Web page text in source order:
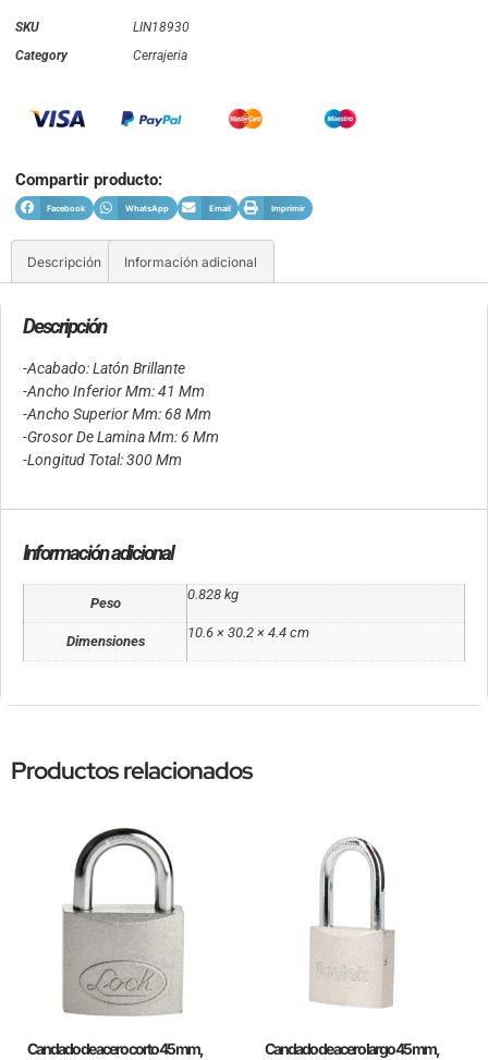
SKU
LIN18930
Category
Cerrajeria
Compartir producto:
Facebook WhatsApp Email Imprimir
Descripción Información adicional
Descripción
-Acabado: Latón Brillante
-Ancho Inferior Mm: 41 Mm
-Ancho Superior Mm: 68 Mm
-Grosor De Lamina Mm: 6 Mm
-Longitud Total: 300 Mm
Información adicional
Peso
0.828 kg
Dimensiones
10.6 × 30.2 × 4.4 cm
Productos relacionados
Candado de acero corto 45 mm,
Candado de acero largo 45 mm,